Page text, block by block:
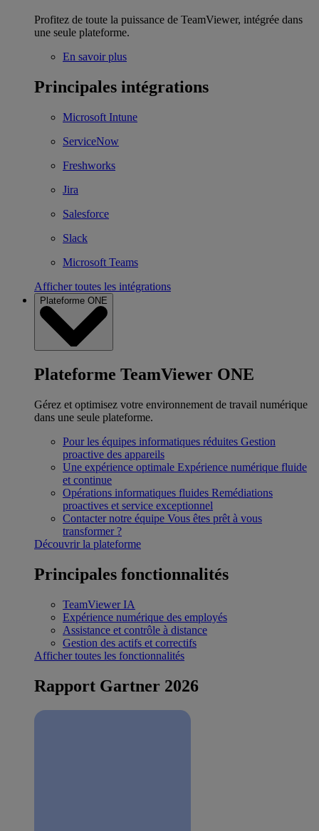
Profitez de toute la puissance de TeamViewer, intégrée dans
une seule plateforme.
En savoir plus
Principales intégrations
Microsoft Intune
ServiceNow
Freshworks
Jira
Salesforce
Slack
Microsoft Teams
Afficher toutes les intégrations
Plateforme ONE
Plateforme TeamViewer ONE
Gérez et optimisez votre environnement de travail numérique
dans une seule plateforme.
Pour les équipes informatiques réduites Gestion
proactive des appareils
Une expérience optimale Expérience numérique fluide
et continue
Opérations informatiques fluides Remédiations
proactives et service exceptionnel
Contacter notre équipe Vous êtes prêt à vous
transformer ?
Découvrir la plateforme
Principales fonctionnalités
TeamViewer IA
Expérience numérique des employés
Assistance et contrôle à distance
Gestion des actifs et correctifs
Afficher toutes les fonctionnalités
Rapport Gartner 2026